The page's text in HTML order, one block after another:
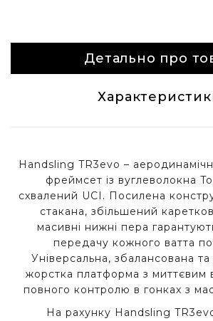
Детально про
Handsling TR3evo –
фреймсет із вуглеволокна
схвалений UCI. Посилена
стакана, збільшений
масивні нижні пера
передачу кожного ватта
Універсальна, збалансована
жорстка платформа з миттєвим
повного контролю в гонках з
На рахунку Handsling